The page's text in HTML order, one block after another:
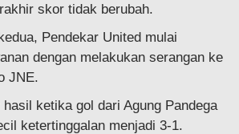
skor tidak berubah.
Pendekar United mulai
dengan melakukan serangan ke
JNE.
ketika gol dari Agung Pandega
ketertinggalan menjadi 3-1.